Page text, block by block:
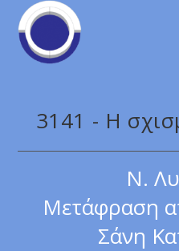
3141 - H
Ν.
Μετάφραση
Σάνη